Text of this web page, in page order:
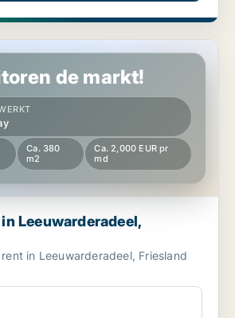
Friesland NL
de markt!
Ca. 380
m2
Ca. 2,000 EUR pr
md
Leeuwarderadeel,
in Leeuwarderadeel, Friesland